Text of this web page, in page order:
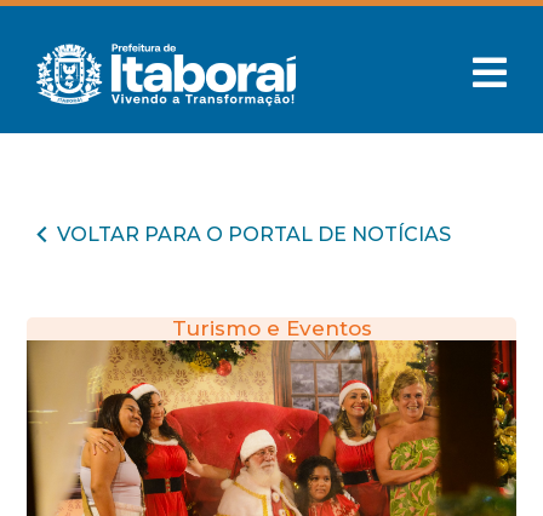
VOLTAR PARA O PORTAL DE NOTÍCIAS
Turismo e Eventos